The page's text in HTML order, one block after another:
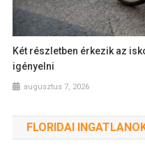
Két részletben érkezik az
igényelni
augusztus 7, 2026
FLORIDAI